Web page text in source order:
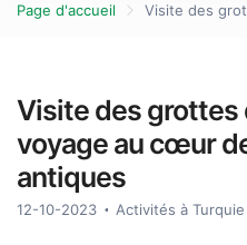
Page d'accueil Visite des
Visite des grottes
voyage au cœur
antiques
12-10-2023 Activités à Turquie